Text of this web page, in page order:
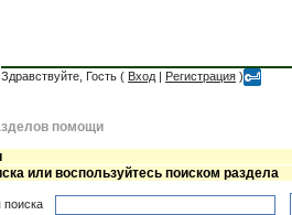
Здравствуйте, Гость ( Вход | Регистрация )
помощи
или воспользуйтесь поиском раздела
поиска